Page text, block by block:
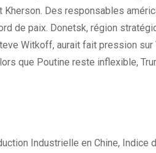
Des responsables
de paix. Donetsk, région
Witkoff, aurait fait pression
que Poutine reste inflexible,
Industrielle en Chine, Indice